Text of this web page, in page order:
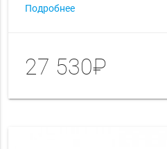
Подробнее
27 530₽